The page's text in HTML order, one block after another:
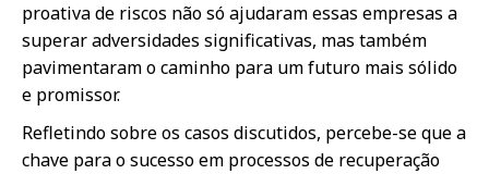
proativa de riscos não só ajudaram essas empresas a
superar adversidades significativas, mas também
pavimentaram o caminho para um futuro mais sólido
e promissor.
Refletindo sobre os casos discutidos, percebe-se que a
chave para o sucesso em processos de recuperação